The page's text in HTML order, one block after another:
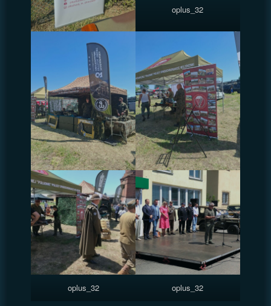
oplus_32
oplus_32 oplus_32